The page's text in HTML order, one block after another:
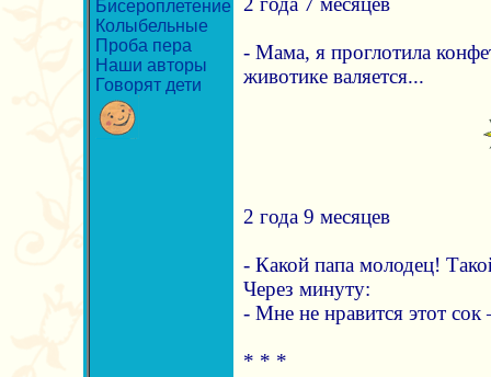
Бисероплетение
Колыбельные
Проба пера
Наши авторы
Говорят дети
- Мама, я проглотила
животике валяется...
2 года 9 месяцев
- Какой папа молодец!
Через минуту:
- Мне не нравится этот
* * *